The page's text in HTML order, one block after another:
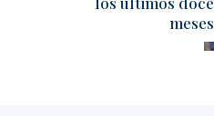
meses